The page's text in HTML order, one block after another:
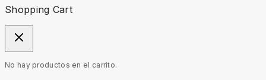
Shopping Cart
No hay productos en el carrito.